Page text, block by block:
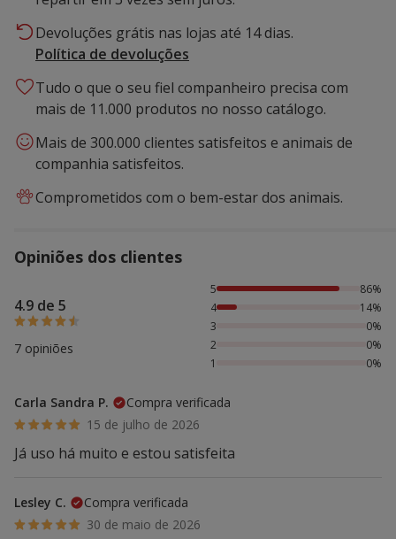
Devoluções grátis nas lojas até 14 dias.
Política de devoluções
Tudo o que o seu fiel companheiro precisa com
mais de 11.000 produtos no nosso catálogo.
Mais de 300.000 clientes satisfeitos e animais de
companhia satisfeitos.
Comprometidos com o bem-estar dos animais.
Opiniões dos clientes
4.9 de 5
7 opiniões
86% das pessoas avaliaram com 5 estrelas, 14% das
5
86%
4
14%
3
0%
2
0%
1
0%
Carla Sandra P.
Compra verificada
15 de julho de 2026
Já uso há muito e estou satisfeita
Lesley C.
Compra verificada
30 de maio de 2026